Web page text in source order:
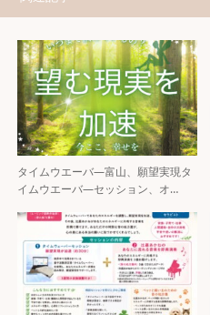
タイムウエーバ―富山、願望実現タ
イムウエーバ―セッション、オ…